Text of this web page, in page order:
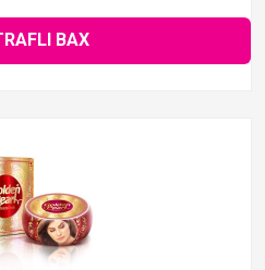
BAX